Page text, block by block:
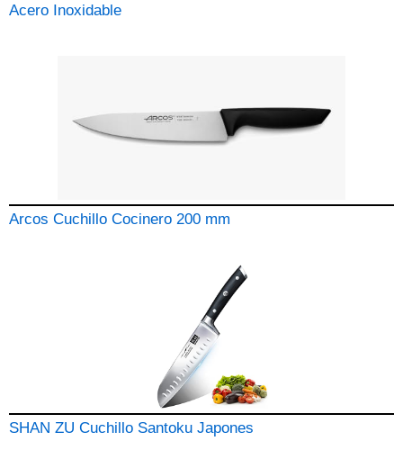
Acero Inoxidable
Arcos Cuchillo Cocinero 200 mm
SHAN ZU Cuchillo Santoku Japones